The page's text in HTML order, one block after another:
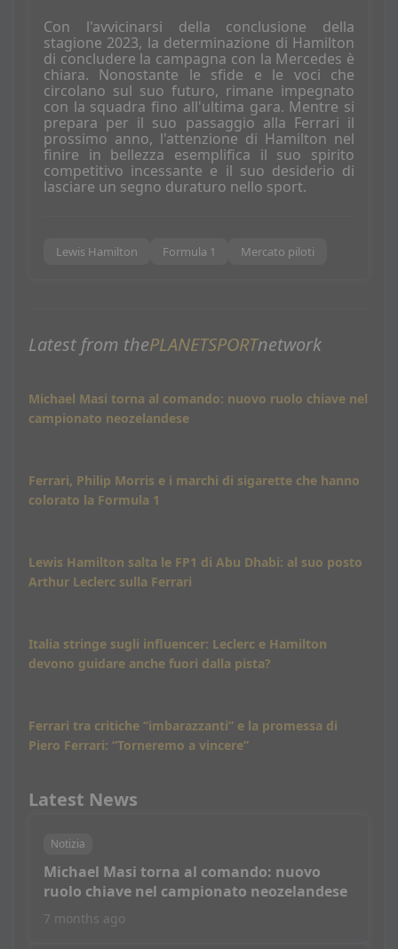
Con l'avvicinarsi della conclusione della
stagione 2023, la determinazione di Hamilton
di concludere la campagna con la Mercedes è
chiara. Nonostante le sfide e le voci che
circolano sul suo futuro, rimane impegnato
con la squadra fino all'ultima gara. Mentre si
prepara per il suo passaggio alla Ferrari il
prossimo anno, l'attenzione di Hamilton nel
finire in bellezza esemplifica il suo spirito
competitivo incessante e il suo desiderio di
lasciare un segno duraturo nello sport.
Lewis Hamilton Formula 1 Mercato piloti
Latest from thePLANETSPORTnetwork
Michael Masi torna al comando: nuovo ruolo chiave nel
campionato neozelandese
Ferrari, Philip Morris e i marchi di sigarette che hanno
colorato la Formula 1
Lewis Hamilton salta le FP1 di Abu Dhabi: al suo posto
Arthur Leclerc sulla Ferrari
Italia stringe sugli influencer: Leclerc e Hamilton
devono guidare anche fuori dalla pista?
Ferrari tra critiche “imbarazzanti” e la promessa di
Piero Ferrari: “Torneremo a vincere”
Latest News
Notizia
Michael Masi torna al comando: nuovo
ruolo chiave nel campionato neozelandese
7 months ago